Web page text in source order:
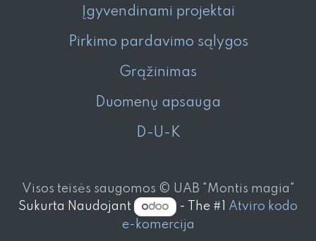
Įgyvendinami projektai
Pirkimo pardavimo sąlygos
Grąžinimas
Duomenų apsauga
D-U-K
Visos teisės saugomos © UAB "Montis magia"
Sukurta Naudojant
- The #1 Atviro kodo
e-komercija